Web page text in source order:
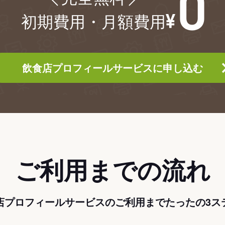
初期費用・月額費用
飲食店プロフィールサービスに申し込む
ご利用までの流れ
プロフィールサービスのご利用までたったの3ス